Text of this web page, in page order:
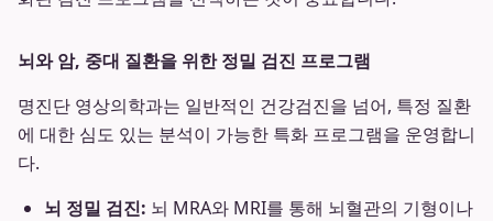
뇌와 암, 중대 질환을 위한 정밀 검진 프로그램
명진단 영상의학과는 일반적인 건강검진을 넘어, 특정 질환
에 대한 심도 있는 분석이 가능한 특화 프로그램을 운영합니
다.
뇌 정밀 검진: 뇌 MRA와 MRI를 통해 뇌혈관의 기형이나